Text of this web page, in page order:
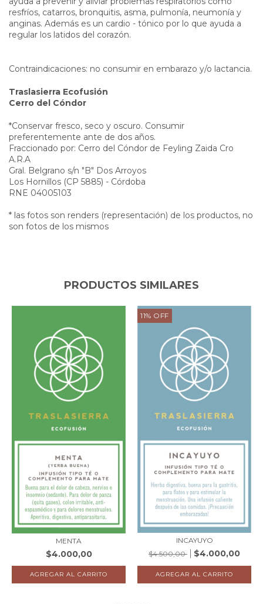
resfríos, catarros, bronquitis, asma, pulmonía, neumonía y
anginas. Además es un cardio - tónico por lo que ayuda a
regular los latidos del corazón.
Contraindicaciones: no consumir en embarazo y/o lactancia.
Traslasierra Ecofusión
Cerro del Cóndor
*Conservar fresco, seco y oscuro. Consumir
preferentemente ante de dos años.
Fraccionado por: Cerro del Cóndor de Feyling Zaida Cro
A.R.A
Gral. Belgrano s/n "B" Dos Arroyos
Los Hornillos (CP 5885) - Córdoba
RNE 04005103
* las fotos son renders (representación) de los productos, no
son fotos de los mismos
PRODUCTOS SIMILARES
MENTA
$4.000,00
11% OFF
INCAYUYO
$4.500,00
$4.000,00